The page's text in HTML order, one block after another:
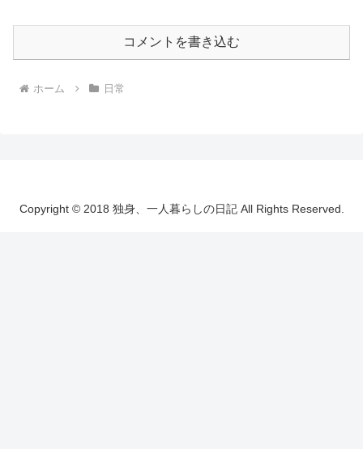
コメントを書き込む
ホーム 日常
Copyright © 2018 独身、一人暮らしの日記 All Rights Reserved.